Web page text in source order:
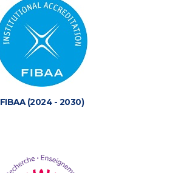
FIBAA (2024 - 2030)